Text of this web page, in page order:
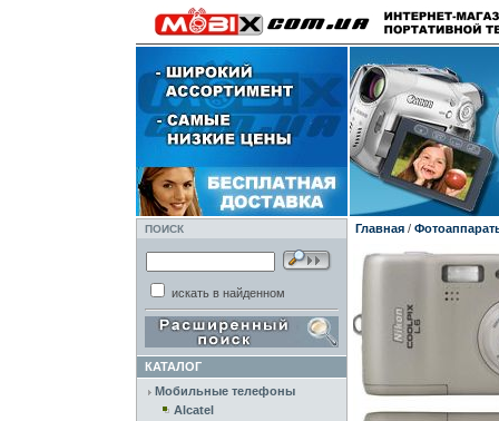
ПОИСК
искать в найденном
КАТАЛОГ
Мобильные телефоны
Alcatel
Главная/